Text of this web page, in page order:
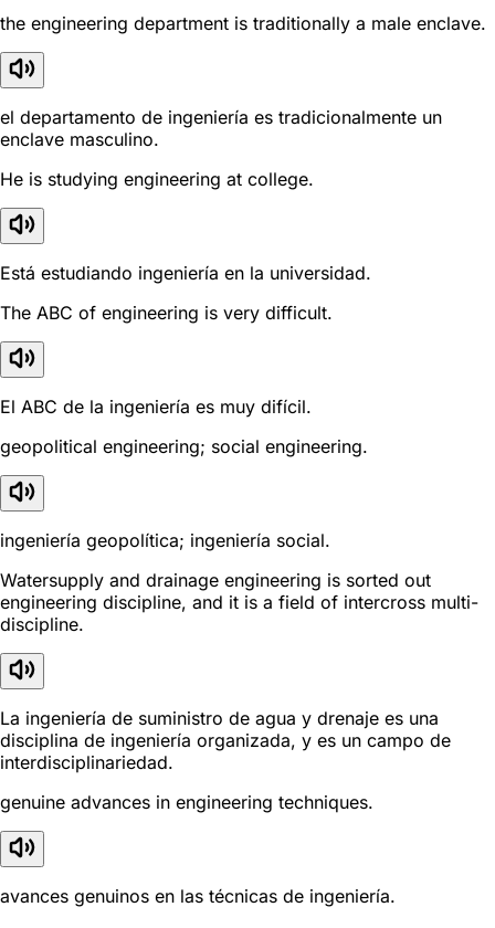
the engineering department is traditionally a male enclave.
el departamento de ingeniería es tradicionalmente un
enclave masculino.
He is studying engineering at college.
Está estudiando ingeniería en la universidad.
The ABC of engineering is very difficult.
El ABC de la ingeniería es muy difícil.
geopolitical engineering; social engineering.
ingeniería geopolítica; ingeniería social.
Watersupply and drainage engineering is sorted out
engineering discipline, and it is a field of intercross multi-
discipline.
La ingeniería de suministro de agua y drenaje es una
disciplina de ingeniería organizada, y es un campo de
interdisciplinariedad.
genuine advances in engineering techniques.
avances genuinos en las técnicas de ingeniería.